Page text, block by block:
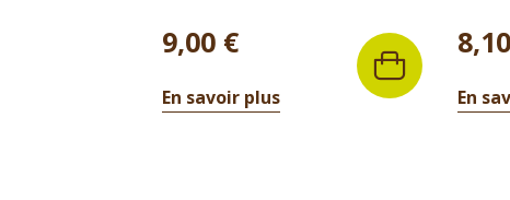
Prix
9,00 €
En savoir plus
Prix
En